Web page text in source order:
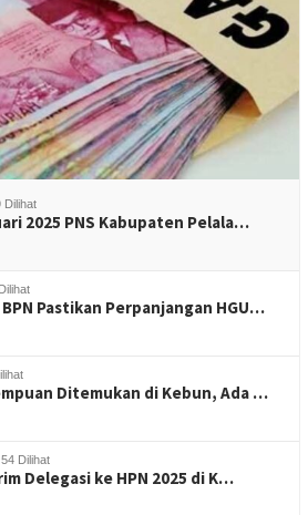
Dilihat
2025 PNS Kabupaten Pelala…
Pastikan Perpanjangan HGU…
Ditemukan di Kebun, Ada …
54 Dilihat
Delegasi ke HPN 2025 di K…